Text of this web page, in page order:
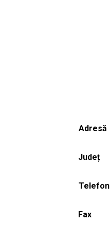
Adresă
Județ
Telefon
Fax